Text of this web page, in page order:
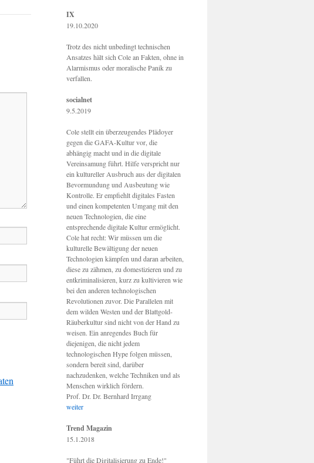
IX
19.10.2020
Trotz des nicht unbedingt technischen
Ansatzes hält sich Cole an Fakten, ohne in
Alarmismus oder moralische Panik zu
verfallen.
socialnet
9.5.2019
Cole stellt ein überzeugendes Plädoyer
gegen die GAFA-Kultur vor, die
abhängig macht und in die digitale
Vereinsamung führt. Hilfe verspricht nur
ein kultureller Ausbruch aus der digitalen
Bevormundung und Ausbeutung wie
Kontrolle. Er empfiehlt digitales Fasten
und einen kompetenten Umgang mit den
neuen Technologien, die eine
entsprechende digitale Kultur ermöglicht.
Cole hat recht: Wir müssen um die
kulturelle Bewältigung der neuen
Technologien kämpfen und daran arbeiten,
diese zu zähmen, zu domestizieren und zu
entkriminalisieren, kurz zu kultivieren wie
bei den anderen technologischen
Revolutionen zuvor. Die Parallelen mit
dem wilden Westen und der Blattgold-
Räuberkultur sind nicht von der Hand zu
weisen. Ein anregendes Buch für
diejenigen, die nicht jedem
technologischen Hype folgen müssen,
sondern bereit sind, darüber
nachzudenken, welche Techniken und als
Menschen wirklich fördern.
Prof. Dr. Dr. Bernhard Irrgang
weiter
Trend Magazin
15.1.2018
"Führt die Digitalisierung zu Ende!"